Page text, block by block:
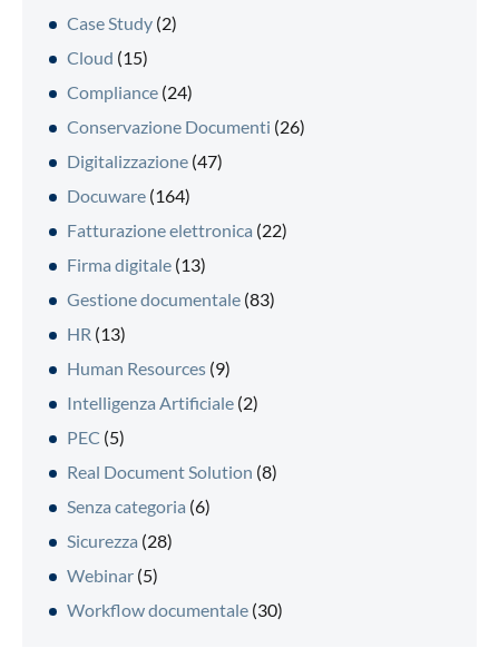
Case Study (2)
Cloud (15)
Compliance (24)
Conservazione Documenti (26)
Digitalizzazione (47)
Docuware (164)
Fatturazione elettronica (22)
Firma digitale (13)
Gestione documentale (83)
HR (13)
Human Resources (9)
Intelligenza Artificiale (2)
PEC (5)
Real Document Solution (8)
Senza categoria (6)
Sicurezza (28)
Webinar (5)
Workflow documentale (30)